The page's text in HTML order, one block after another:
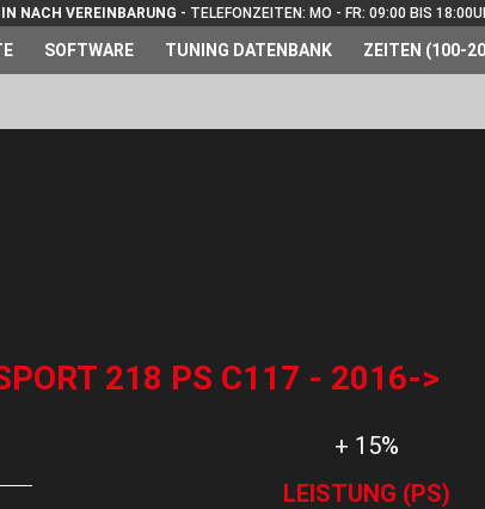
NACH VEREINBARUNG - TELEFONZEITEN: MO - FR: 09:00 BIS
SOFTWARE TUNING DATENBANK ZEITEN (100-
218 PS C117 - 2016->
+ 15%
LEISTUNG (PS)